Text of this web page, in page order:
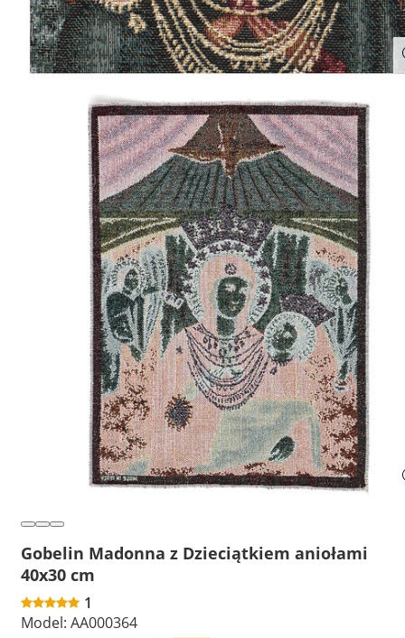
Gobelin Madonna z Dzieciątkiem aniołami
40x30 cm
1
Model: AA000364